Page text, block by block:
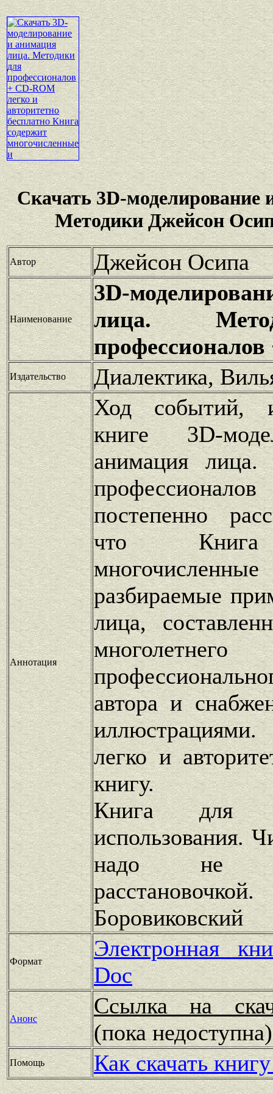
Скачать 3D-моделирование
Методики Джейсон
Автор Джейсон Осипа
Наименование
3D-
лица.
Издательство Диалектика,
Аннотация
Ход событий,
книге 3D-
анимация
постепенно
что Книга
разбираемые
лица,
многолетнего
автора и
легко и
книгу.
Книга для
использования.
надо не
Боровиковский
Формат
Электронная
Doc
Анонс
Ссылка на
(пока
Помощь Как скачать